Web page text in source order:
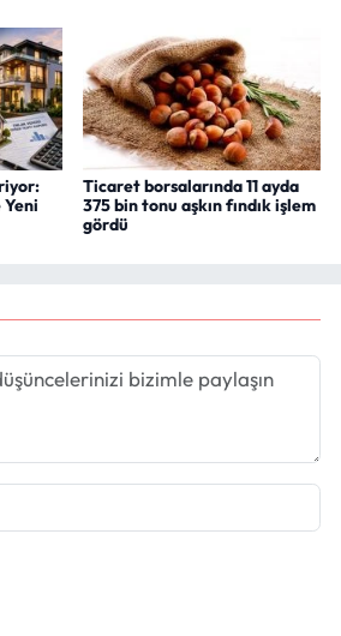
Ticaret borsalarında 11 ayda
375 bin tonu aşkın fındık işlem
gördü